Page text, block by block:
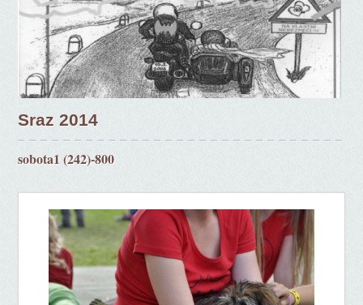
Sraz 2014
sobota1 (242)-800